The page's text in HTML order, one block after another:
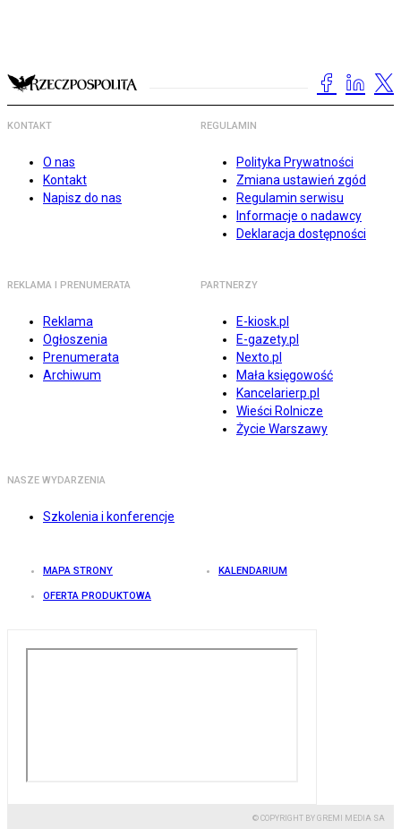
KONTAKT
O nas
Kontakt
Napisz do nas
REGULAMIN
Polityka Prywatności
Zmiana ustawień zgód
Regulamin serwisu
Informacje o nadawcy
Deklaracja dostępności
REKLAMA I PRENUMERATA
Reklama
Ogłoszenia
Prenumerata
Archiwum
PARTNERZY
E-kiosk.pl
E-gazety.pl
Nexto.pl
Mała księgowość
Kancelarierp.pl
Wieści Rolnicze
Życie Warszawy
NASZE WYDARZENIA
Szkolenia i konferencje
MAPA STRONY KALENDARIUM
OFERTA PRODUKTOWA
© COPYRIGHT BY GREMI MEDIA SA